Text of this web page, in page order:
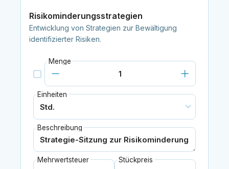
Risikominderungsstrategien
Entwicklung von Strategien zur Bewältigung
identifizierter Risiken.
Menge
Einheiten
Beschreibung
Mehrwertsteuer Stückpreis